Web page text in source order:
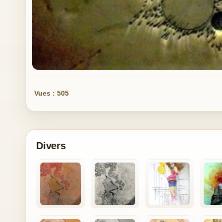
Vues : 505
Divers